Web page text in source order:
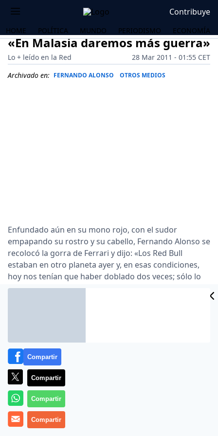
Contribuye
HOME POLÍTICA MUNDO PERIODISMO ECONOMÍA
«En Malasia daremos más guerra»
Lo + leído en la Red
28 Mar 2011 - 01:55 CET
Archivado en: FERNANDO ALONSO OTROS MEDIOS
Enfundado aún en su mono rojo, con el sudor
empapando su rostro y su cabello, Fernando Alonso se
recolocó la gorra de Ferrari y dijo: «Los Red Bull
estaban en otro planeta ayer y, en esas condiciones,
hoy nos tenían que haber doblado dos veces; sólo lo
han hecho una y hasta pudimos con Webber. No está
Compartir
Compartir
Compartir
Compartir